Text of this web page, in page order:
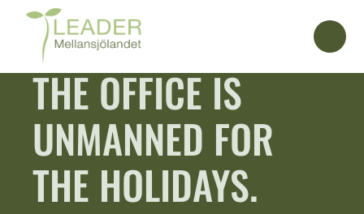
THE OFFICE IS
UNMANNED FOR
THE HOLIDAYS.